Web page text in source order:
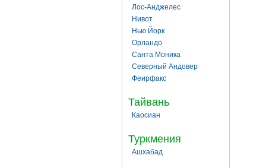
Лос-Анджелес
Нивот
Нью Йорк
Орландо
Санта Моника
Северный Андовер
Феирфакс
Тайвань
Каосиан
Туркмения
Ашхабад